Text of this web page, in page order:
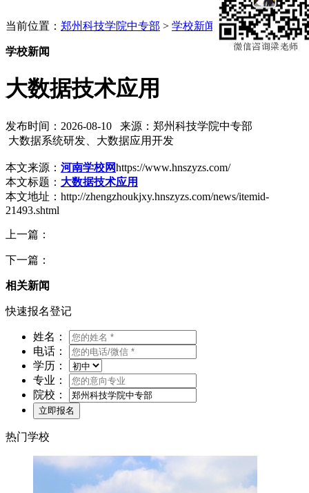
当前位置： 郑州科技学院中专部 > 学校新闻
学校新闻
大数据技术应用
发布时间：2026-08-10 来源：郑州科技学院中专部
大数据系统研发、大数据应用开发
本文来源： 河南学校网https://www.hnszyzs.com/
本文标题： 大数据技术应用
本文地址：http://zhengzhoukjxy.hnszyzs.com/news/itemid-
21493.shtml
上一篇：
下一篇：
相关新闻
快速报名登记
姓名：
电话：
学历：
专业：
院校：
热门学校